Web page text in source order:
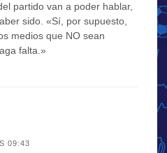
partido van a poder hablar,
sido. «Sí, por supuesto,
medios que NO sean
falta.»
09:43